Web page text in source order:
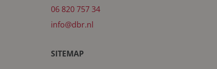
06 820 757 34
info@dbr.nl
SITEMAP